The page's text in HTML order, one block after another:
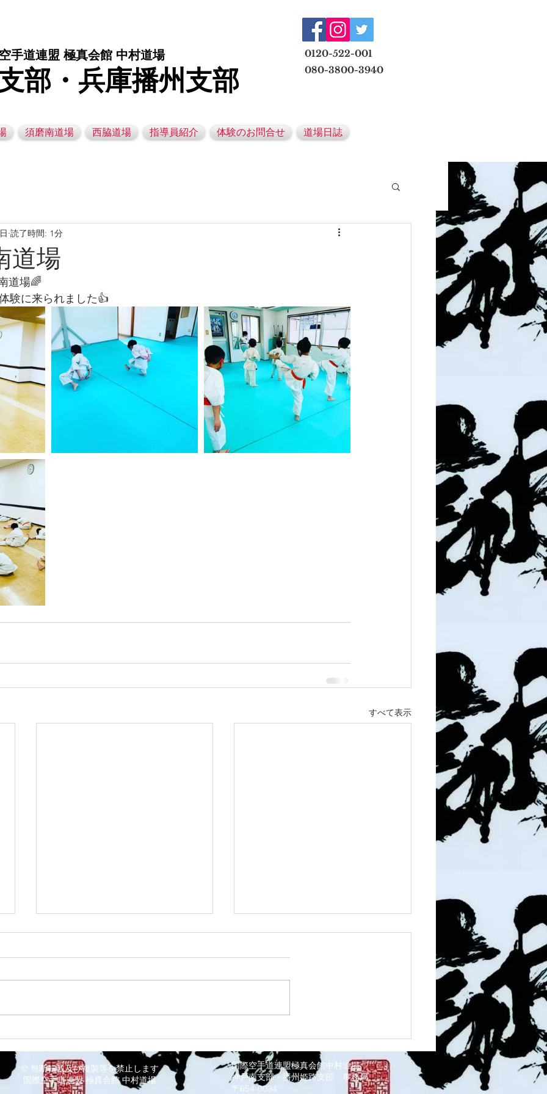
手道連盟 極真会館 中村道場
部・兵庫播州支部
0120-522-001
080-3800-3940
須磨南道場 西脇道場 指導員紹介 体験のお問合せ 道場日誌
道場
読了時間: 1分
道場🌈
験に来られました👍
すべて表示
8/3 灘道場
© 無断転載及び複製等を禁止します
国際空手道連盟 極真会館 中村道場
国際空手道連盟極真会館中村道場
神戸南支部・播州姫路支部 事務局
〒654-0034